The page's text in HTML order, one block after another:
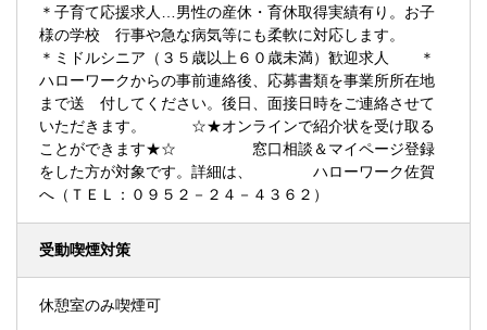
＊子育て応援求人…男性の産休・育休取得実績有り。お子
様の学校 行事や急な病気等にも柔軟に対応します。
＊ミドルシニア（３５歳以上６０歳未満）歓迎求人 ＊
ハローワークからの事前連絡後、応募書類を事業所所在地
まで送 付してください。後日、面接日時をご連絡させて
いただきます。 ☆★オンラインで紹介状を受け取る
ことができます★☆ 窓口相談＆マイページ登録
をした方が対象です。詳細は、 ハローワーク佐賀
へ（ＴＥＬ：０９５２－２４－４３６２）
受動喫煙対策
休憩室のみ喫煙可